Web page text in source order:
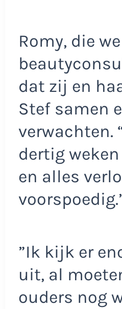
Romy, die
dat zij en
Stef samen
verwachten.
dertig
en alles
”Ik kijk er
uit, al
ouders nog